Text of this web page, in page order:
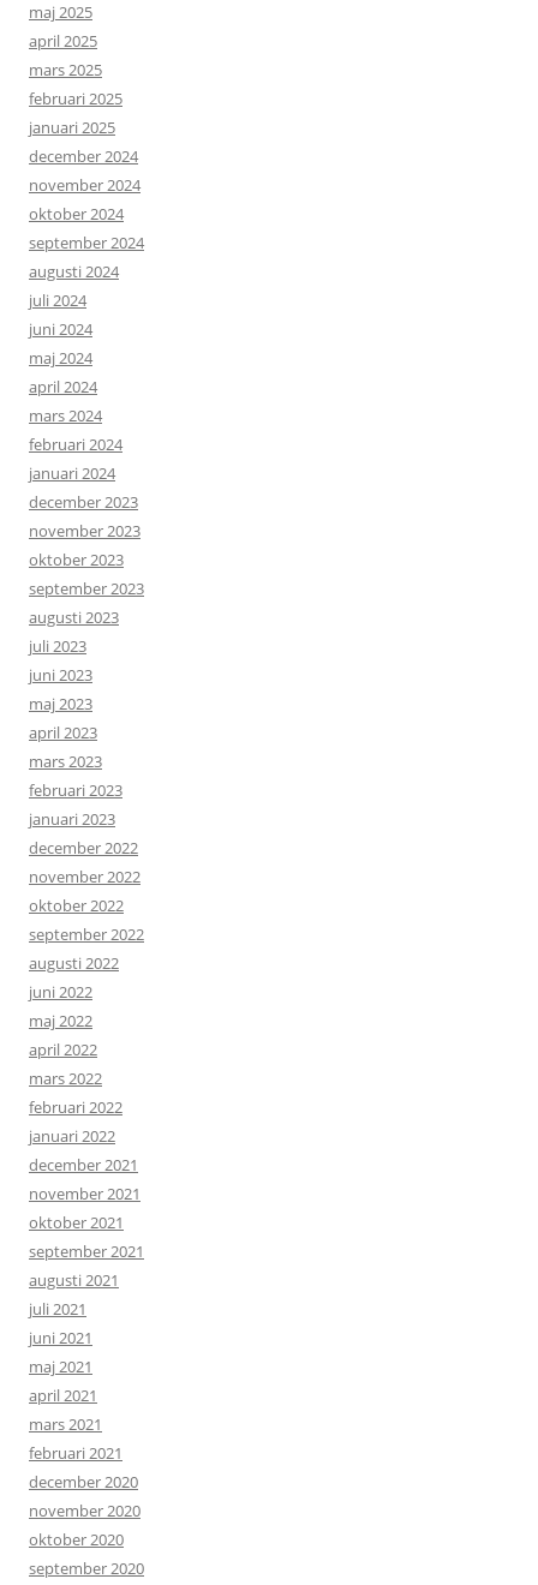
maj 2025
april 2025
mars 2025
februari 2025
januari 2025
december 2024
november 2024
oktober 2024
september 2024
augusti 2024
juli 2024
juni 2024
maj 2024
april 2024
mars 2024
februari 2024
januari 2024
december 2023
november 2023
oktober 2023
september 2023
augusti 2023
juli 2023
juni 2023
maj 2023
april 2023
mars 2023
februari 2023
januari 2023
december 2022
november 2022
oktober 2022
september 2022
augusti 2022
juni 2022
maj 2022
april 2022
mars 2022
februari 2022
januari 2022
december 2021
november 2021
oktober 2021
september 2021
augusti 2021
juli 2021
juni 2021
maj 2021
april 2021
mars 2021
februari 2021
december 2020
november 2020
oktober 2020
september 2020